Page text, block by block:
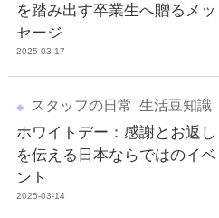
を踏み出す卒業生へ贈るメッ
セージ
2025-03-17
スタッフの日常 生活豆知識
ホワイトデー：感謝とお返し
を伝える日本ならではのイベ
ント
2025-03-14